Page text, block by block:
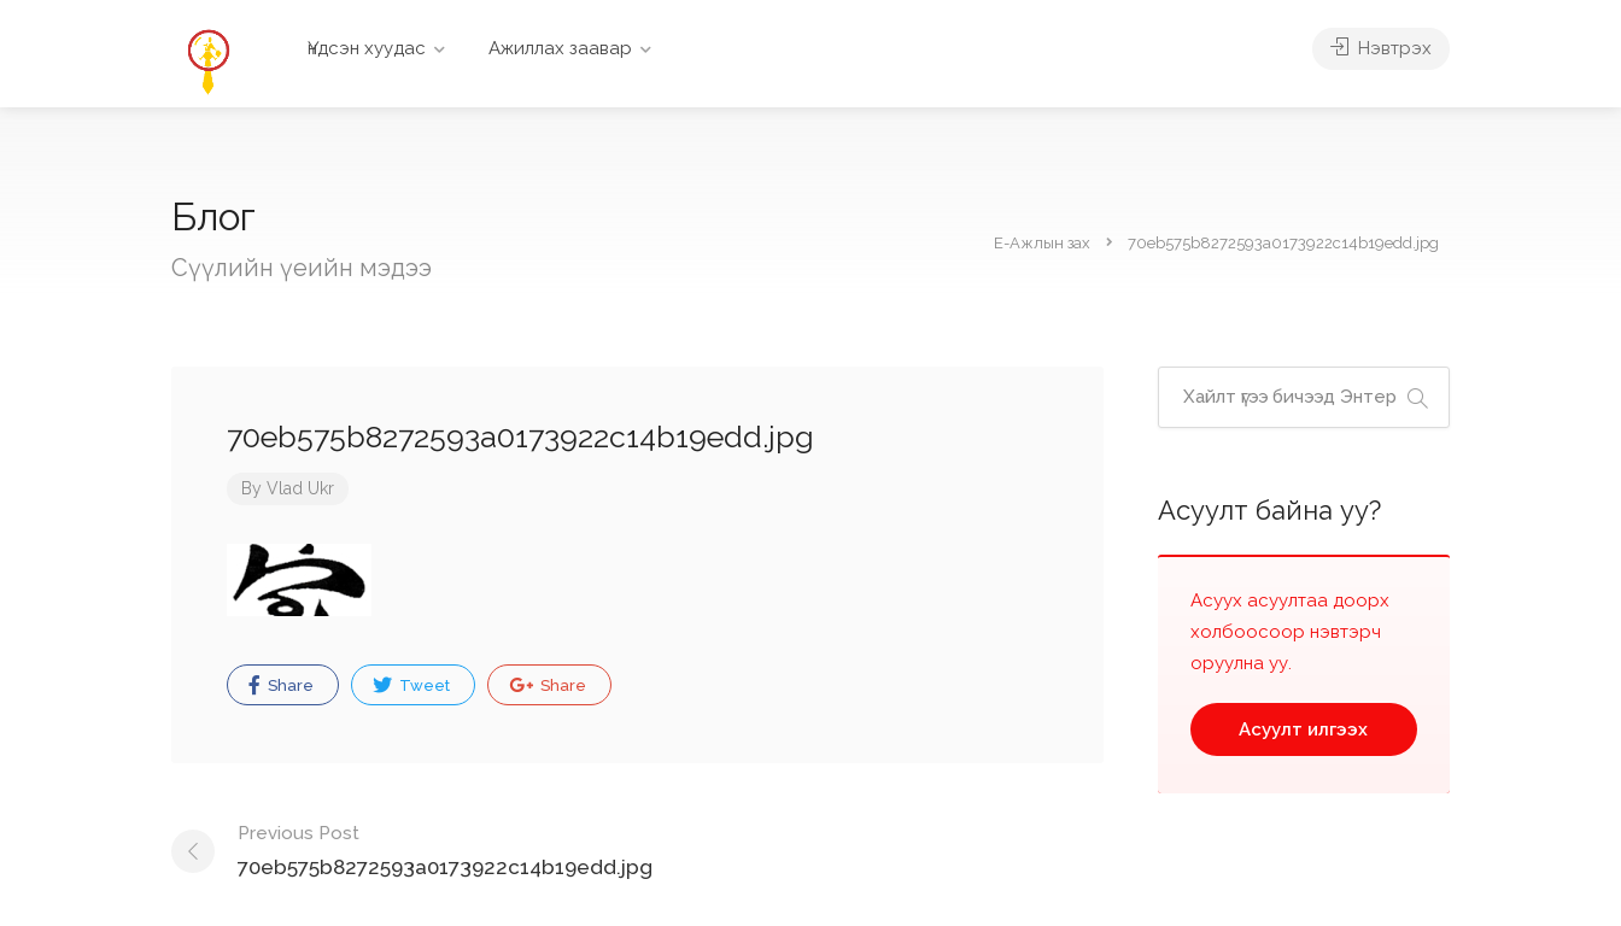
Үндсэн хуудас Ажиллах заавар Нэвтрэх
Блог
Сүүлийн үеийн мэдээ
Е-Ажлын зах 70eb575b8272593a0173922c14b19edd.jpg
70eb575b8272593a0173922c14b19edd.jpg
By Vlad Ukr
Share Tweet Share
Post
navigation
Previous Post
70eb575b8272593a0173922c14b19edd.jpg
Асуулт байна уу?
Асуух асуултаа доорх
холбоосоор нэвтэрч
оруулна уу.
Асуулт илгээх